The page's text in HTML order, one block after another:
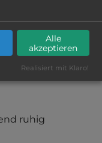
ruhig
Alle
akzeptieren
Realisiert mit Klaro!